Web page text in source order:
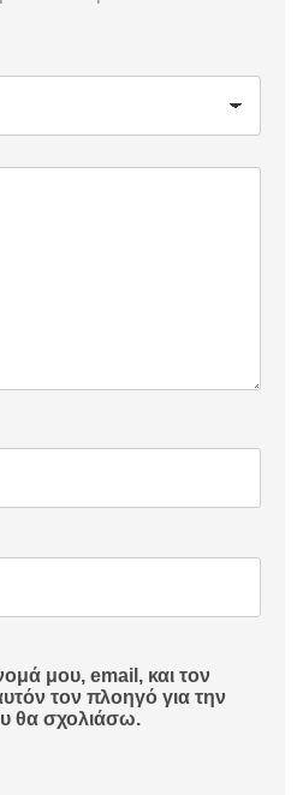
μου, email, και τον
τον πλοηγό για την
θα σχολιάσω.